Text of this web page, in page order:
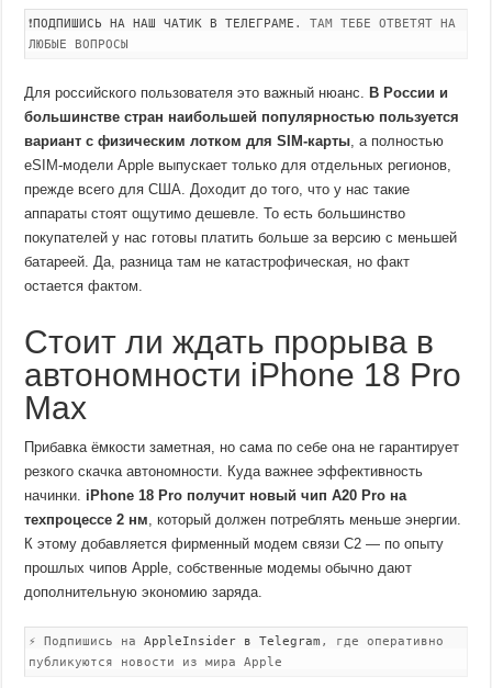
❗ПОДПИШИСЬ НА НАШ ЧАТИК В ТЕЛЕГРАМЕ . ТАМ ТЕБЕ ОТВЕТЯТ НА
ЛЮБЫЕ ВОПРОСЫ
Для российского пользователя это важный нюанс.
В России и
большинстве стран наибольшей популярностью пользуется
вариант с физическим лотком для SIM-карты , а полностью
eSIM-модели Apple выпускает только для отдельных регионов,
прежде всего для США. Доходит до того, что у нас такие
аппараты стоят ощутимо дешевле. То есть большинство
покупателей у нас готовы платить больше за версию с меньшей
батареей. Да, разница там не катастрофическая, но факт
остается фактом.
Стоит ли ждать прорыва в
автономности iPhone 18 Pro
Max
Прибавка ёмкости заметная, но сама по себе она не гарантирует
резкого скачка автономности. Куда важнее эффективность
начинки. iPhone 18 Pro получит новый чип A20 Pro на
техпроцессе 2 нм , который должен потреблять меньше энергии.
К этому добавляется фирменный модем связи C2 — по опыту
прошлых чипов Apple, собственные модемы обычно дают
дополнительную экономию заряда.
⚡ Подпишись наAppleInsider в Telegram , где оперативно
публикуются новости из мира Apple